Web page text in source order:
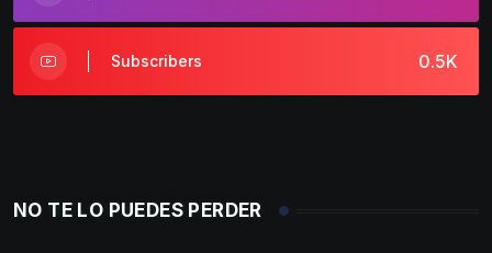
0.5K
Subscribers
NO TE LO PUEDES PERDER